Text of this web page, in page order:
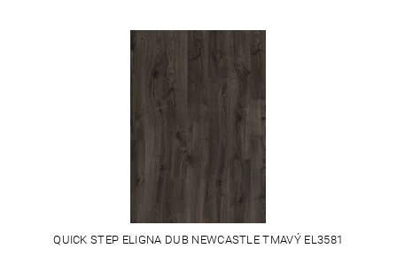
QUICK STEP ELIGNA DUB NEWCASTLE TMAVÝ EL3581